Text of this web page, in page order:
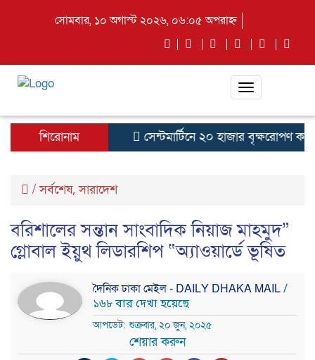
সোমবার, ১০ অগাস্ট ২০২৬, ০৬:০৫ অপরাহ্ন
Toggle
শিরোনাম
সেন্টমার্টিনে ২০ হাজার বৃক্ষরোপণ
/সর্বশেষ,সারাদেশ
বরিশালের সন্তান সাংবাদিক নিয়াজ মাহমুদ”
গ্লোবাল ইয়ুথ লিডারশিপ “অ্যাওয়ার্ডে ভূষিত
দৈনিক ঢাকা মেইল - DAILY DHAKA MAIL/
১৬৮ বার দেখা হয়েছে
আপডেট: শুক্রবার, ২০ জুন, ২০২৫
শেয়ার করুন